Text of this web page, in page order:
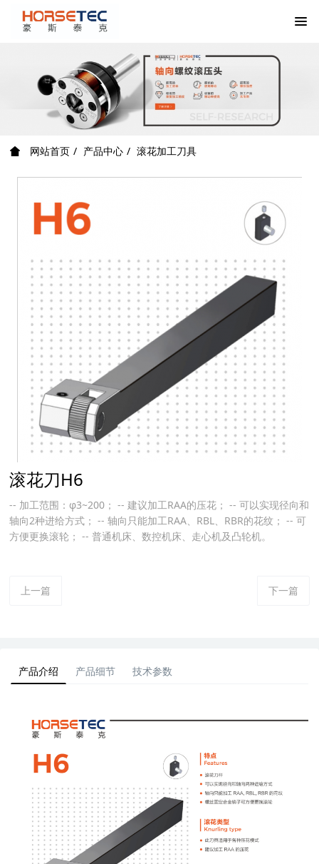
网站首页 产品中心 滚花加工刀具
滚花刀H6
-- 加工范围：φ3~200； -- 建议加工RAA的压花； -- 可以实现径向和
轴向2种进给方式； -- 轴向只能加工RAA、RBL、RBR的花纹； -- 可
方便更换滚轮； -- 普通机床、数控机床、走心机及凸轮机。
上一篇 下一篇
产品介绍 产品细节 技术参数